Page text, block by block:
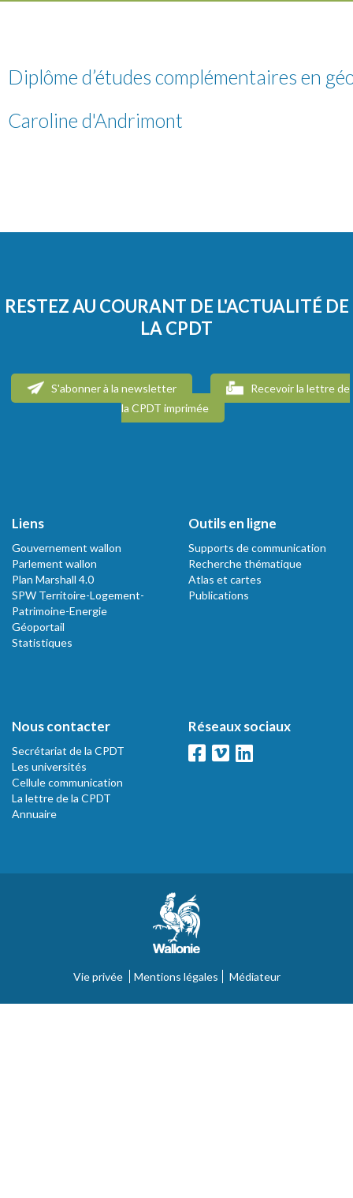
Diplôme d’études complémentaires en
Caroline d'Andrimont
RESTEZ AU COURANT DE L'ACTUALITÉ DE
LA CPDT
S'abonner à la newsletter
Recevoir la lettre de
la CPDT imprimée
Liens
Gouvernement wallon
Parlement wallon
Plan Marshall 4.0
SPW Territoire-Logement-
Patrimoine-Energie
Géoportail
Statistiques
Outils en ligne
Supports de communication
Recherche thématique
Atlas et cartes
Publications
Nous contacter
Secrétariat de la CPDT
Les universités
Cellule communication
La lettre de la CPDT
Annuaire
Réseaux sociaux
Vie privée Mentions légales Médiateur